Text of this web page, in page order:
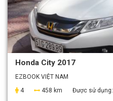
Honda City 2017
EZBOOK VIỆT NAM
4
458 km Được sử dụng: